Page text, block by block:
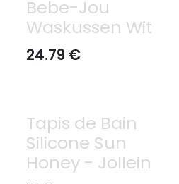
Bebe-Jou
Waskussen Wit
24.79 €
Tapis de Bain
Silicone Sun
Honey - Jollein